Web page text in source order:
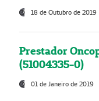
18 de Outubro de 2019
Prestador
(51004335-0)
01 de Janeiro de 2019